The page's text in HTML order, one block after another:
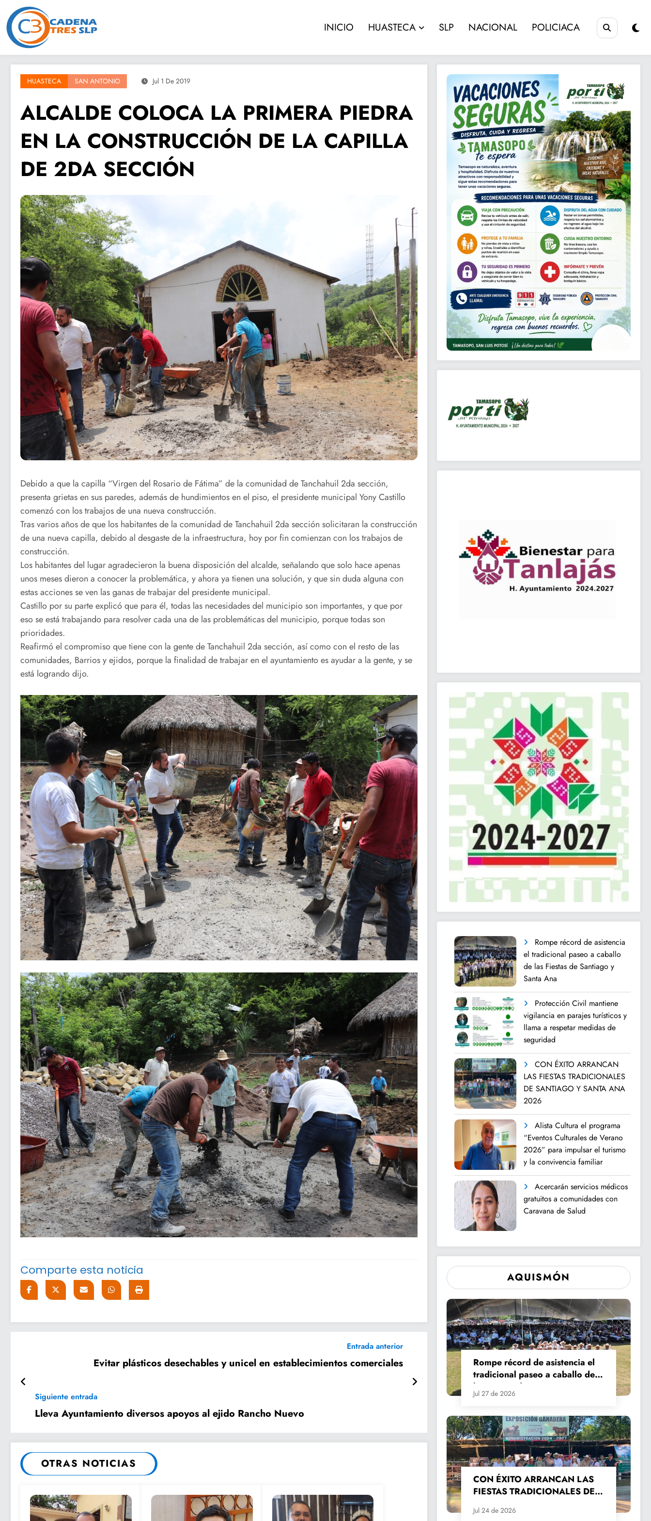
contenido
INICIO HUASTECA SLP NACIONAL POLICIACA
HUASTECA SAN ANTONIO Jul 1 De 2019
ALCALDE COLOCA LA PRIMERA PIEDRA
EN LA CONSTRUCCIÓN DE LA CAPILLA
DE 2DA SECCIÓN
Debido a que la capilla “Virgen del Rosario de Fátima” de la comunidad de Tanchahuil 2da sección,
presenta grietas en sus paredes, además de hundimientos en el piso, el presidente municipal Yony Castillo
comenzó con los trabajos de una nueva construcción.
Tras varios años de que los habitantes de la comunidad de Tanchahuil 2da sección solicitaran la construcción
de una nueva capilla, debido al desgaste de la infraestructura, hoy por fin comienzan con los trabajos de
construcción.
Los habitantes del lugar agradecieron la buena disposición del alcalde, señalando que solo hace apenas
unos meses dieron a conocer la problemática, y ahora ya tienen una solución, y que sin duda alguna con
estas acciones se ven las ganas de trabajar del presidente municipal.
Castillo por su parte explicó que para él, todas las necesidades del municipio son importantes, y que por
eso se está trabajando para resolver cada una de las problemáticas del municipio, porque todas son
prioridades.
Reafirmó el compromiso que tiene con la gente de Tanchahuil 2da sección, así como con el resto de las
comunidades, Barrios y ejidos, porque la finalidad de trabajar en el ayuntamiento es ayudar a la gente, y se
está logrando dijo.
Comparte esta noticia
Entrada anterior
Evitar plásticos desechables y unicel en establecimientos comerciales
Siguiente entrada
Lleva Ayuntamiento diversos apoyos al ejido Rancho Nuevo
OTRAS NOTICIAS
Rompe récord de asistencia
el tradicional paseo a caballo
de las Fiestas de Santiago y
Santa Ana
Protección Civil mantiene
vigilancia en parajes turísticos y
llama a respetar medidas de
seguridad
CON ÉXITO ARRANCAN
LAS FIESTAS TRADICIONALES
DE SANTIAGO Y SANTA ANA
2026
Alista Cultura el programa
“Eventos Culturales de Verano
2026” para impulsar el turismo
y la convivencia familiar
Acercarán servicios médicos
gratuitos a comunidades con
Caravana de Salud
AQUISMÓN
Rompe récord de asistencia el
tradicional paseo a caballo de
las Fiestas de Santiago y Santa
Ana
Jul 27 de 2026
CON ÉXITO ARRANCAN LAS
FIESTAS TRADICIONALES DE
2026
Jul 24 de 2026